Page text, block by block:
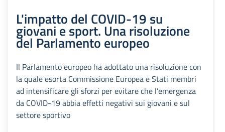
L'impatto del COVID-19 su
giovani e sport. Una risoluzione
del Parlamento europeo
Il Parlamento europeo ha adottato una risoluzione con
la quale esorta Commissione Europea e Stati membri
ad intensificare gli sforzi per evitare che l’emergenza
da COVID-19 abbia effetti negativi sui giovani e sul
settore sportivo